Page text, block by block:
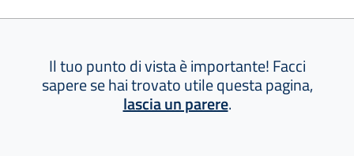
Il tuo punto di vista è importante! Facci
sapere se hai trovato utile questa pagina,
lascia un parere.